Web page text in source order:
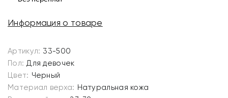
Информация о товаре
Артикул: 33-500
Пол: Для девочек
Цвет: Черный
Материал верха: Натуральная кожа